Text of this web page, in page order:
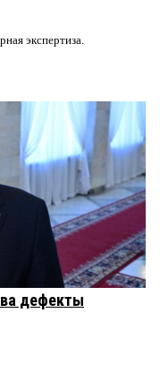
экспертиза.
дефекты